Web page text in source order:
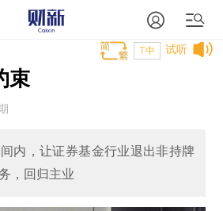
试听
T中
束
内，让证券基金行业退出非持牌
，回归主业